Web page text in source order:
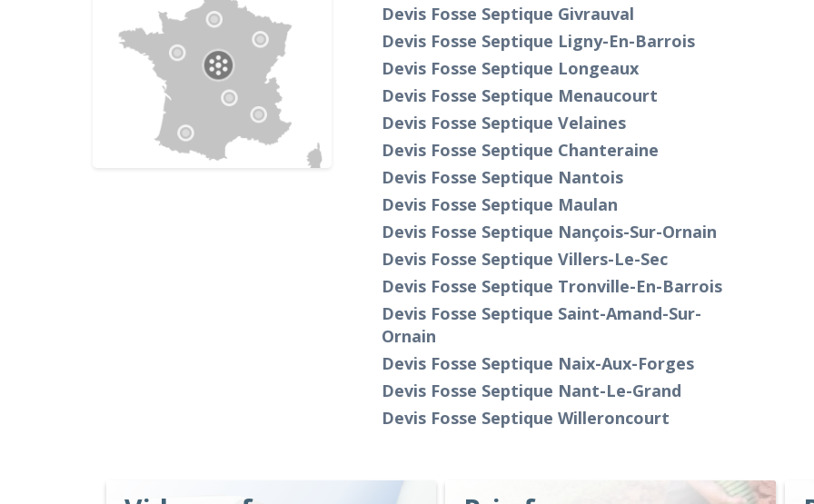
Devis Fosse Septique Givrauval
Devis Fosse Septique Ligny-En-Barrois
Devis Fosse Septique Longeaux
Devis Fosse Septique Menaucourt
Devis Fosse Septique Velaines
Devis Fosse Septique Chanteraine
Devis Fosse Septique Nantois
Devis Fosse Septique Maulan
Devis Fosse Septique Nançois-Sur-Ornain
Devis Fosse Septique Villers-Le-Sec
Devis Fosse Septique Tronville-En-Barrois
Devis Fosse Septique Saint-Amand-Sur-
Ornain
Devis Fosse Septique Naix-Aux-Forges
Devis Fosse Septique Nant-Le-Grand
Devis Fosse Septique Willeroncourt